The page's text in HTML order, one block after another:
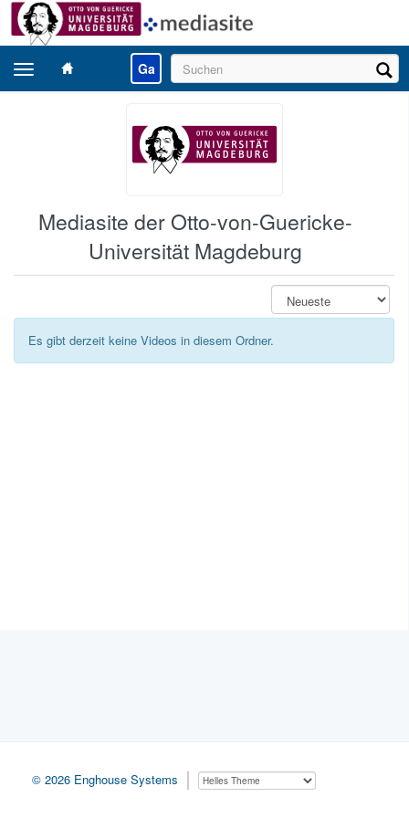
Navigation
Ga
Mediasite der Otto-von-Guericke-
Universität Magdeburg
Es gibt derzeit keine Videos in diesem Ordner.
© 2026 Enghouse Systems